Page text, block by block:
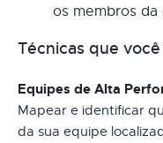
os membros da
Técnicas que
Equipes de Alta
Mapear e identificar
da sua equipe